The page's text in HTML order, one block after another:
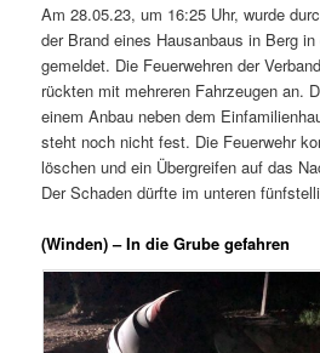
Am 28.05.23, um 16:25 Uhr, wurde
der Brand eines Hausanbaus in Berg
gemeldet. Die Feuerwehren der
rückten mit mehreren Fahrzeugen an.
einem Anbau neben dem
steht noch nicht fest. Die Feuerwehr
löschen und ein Übergreifen auf das
Der Schaden dürfte im unteren
(Winden) – In die Grube gefahren